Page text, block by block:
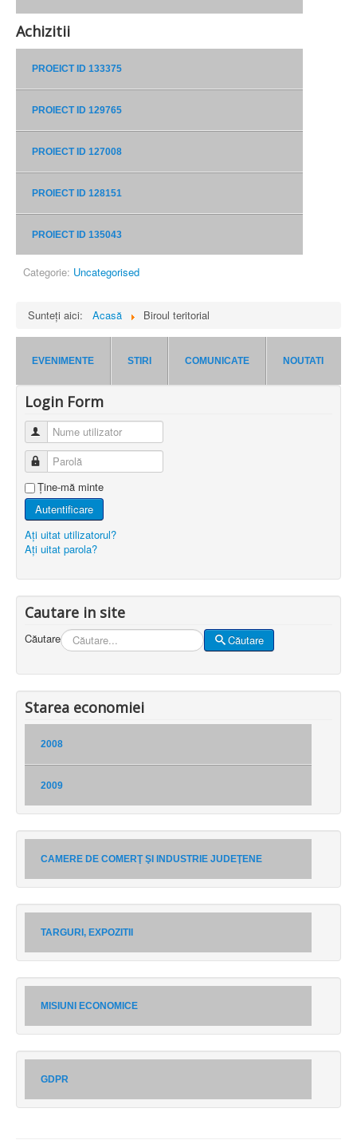
Achizitii
PROEICT ID 133375
PROIECT ID 129765
PROIECT ID 127008
PROIECT ID 128151
PROIECT ID 135043
Categorie: Uncategorised
Sunteți aici: Acasă Biroul teritorial
EVENIMENTE STIRI COMUNICATE NOUTATI
Login Form
Nume utilizator
Parolă
Ţine-mă minte
Autentificare
Aţi uitat utilizatorul?
Aţi uitat parola?
Cautare in site
Căutare Căutare
Starea economiei
2008
2009
CAMERE DE COMERŢ ŞI INDUSTRIE JUDEŢENE
TARGURI, EXPOZITII
MISIUNI ECONOMICE
GDPR